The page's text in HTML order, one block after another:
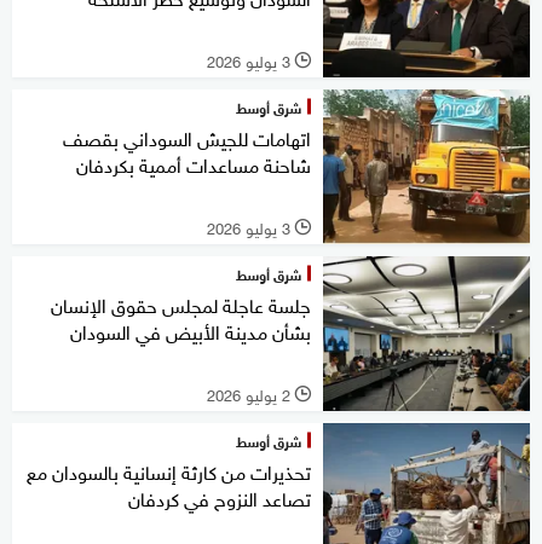
l 3 يوليو 2026
شرق أوسط
اتهامات للجيش السوداني بقصف
شاحنة مساعدات أممية بكردفان
l 3 يوليو 2026
شرق أوسط
جلسة عاجلة لمجلس حقوق الإنسان
بشأن مدينة الأبيض في السودان
l 2 يوليو 2026
شرق أوسط
تحذيرات من كارثة إنسانية بالسودان مع
تصاعد النزوح في كردفان